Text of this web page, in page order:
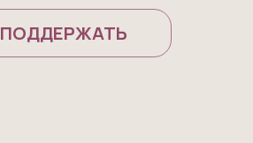
ПОДДЕРЖАТЬ